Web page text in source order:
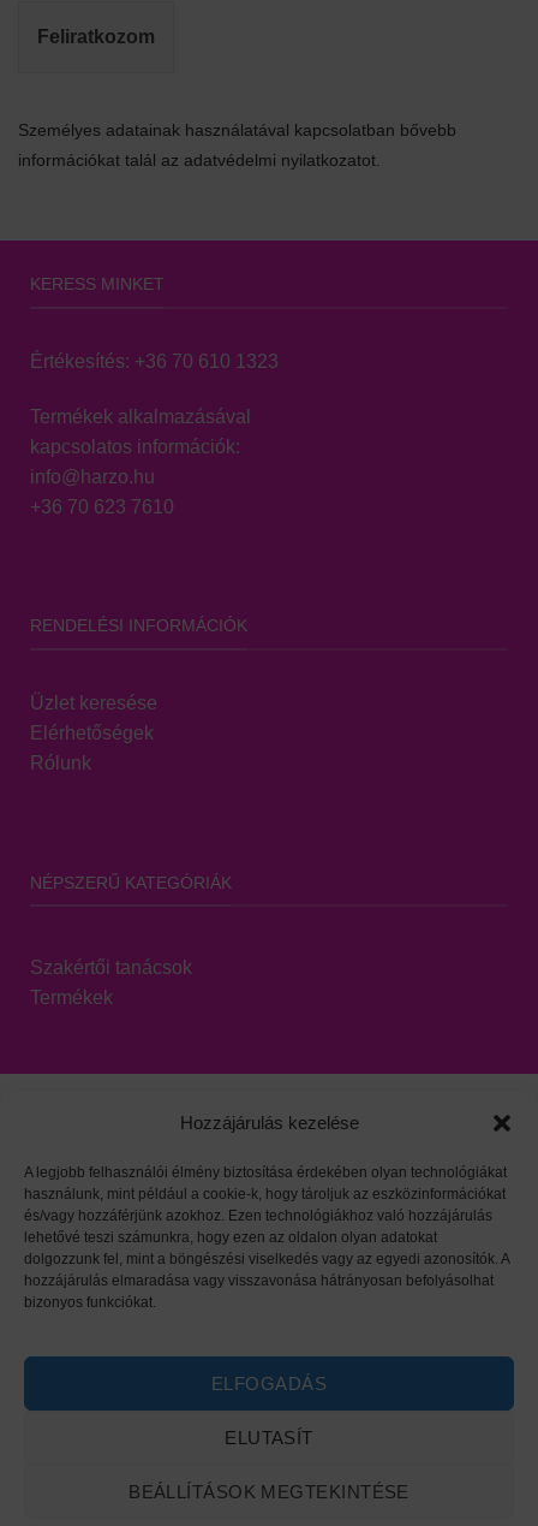
Hozzájárulás kezelése
A legjobb felhasználói élmény biztosítása érdekében olyan technológiákat
használunk, mint például a cookie-k, hogy tároljuk az eszközinformációkat
és/vagy hozzáférjünk azokhoz. Ezen technológiákhoz való hozzájárulás
lehetővé teszi számunkra, hogy ezen az oldalon olyan adatokat
dolgozzunk fel, mint a böngészési viselkedés vagy az egyedi azonosítók. A
hozzájárulás elmaradása vagy visszavonása hátrányosan befolyásolhat
bizonyos funkciókat.
ELFOGADÁS
ELUTASÍT
BEÁLLÍTÁSOK MEGTEKINTÉSE
Feliratkozom
Személyes adatainak használatával kapcsolatban bővebb
információkat talál az adatvédelmi nyilatkozatot.
KERESS MINKET
Értékesítés: +36 70 610 1323
Termékek alkalmazásával
kapcsolatos információk:
info@harzo.hu
+36 70 623 7610
RENDELÉSI INFORMÁCIÓK
Üzlet keresése
Elérhetőségek
Rólunk
NÉPSZERŰ KATEGÓRIÁK
Szakértői tanácsok
Termékek
Viszonteladói oldal| Adatvédelem|HARZO tárgymutató